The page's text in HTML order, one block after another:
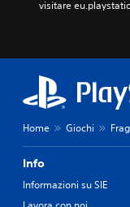
i
l
r
i
e
r
o
visitare
Home Giochi
Info
Informazioni su SIE